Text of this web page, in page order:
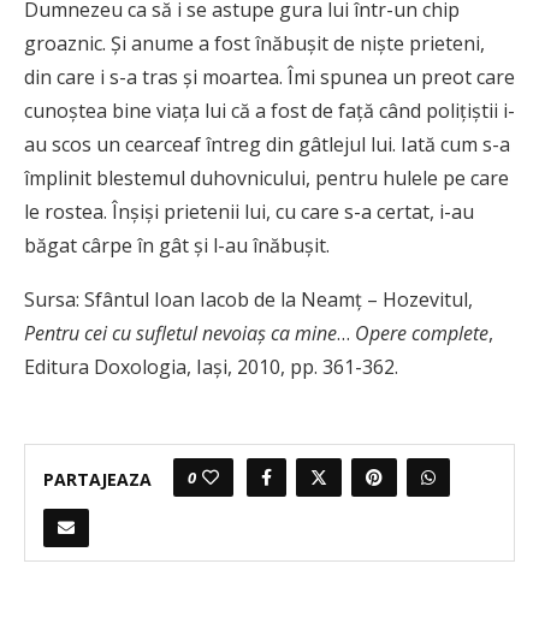
Dumnezeu ca să i se astupe gura lui într-un chip
groaznic. Şi anume a fost înăbuşit de nişte prieteni,
din care i s-a tras şi moartea. Îmi spunea un preot care
cunoştea bine viaţa lui că a fost de faţă când poliţiştii i-
au scos un cearceaf întreg din gâtlejul lui. Iată cum s-a
împlinit blestemul duhovnicului, pentru hulele pe care
le rostea. Înşişi prietenii lui, cu care s-a certat, i-au
băgat cârpe în gât şi l-au înăbuşit.
Sursa: Sfântul Ioan Iacob de la Neamț – Hozevitul,
Pentru cei cu sufletul nevoiaș ca mine… Opere complete,
Editura Doxologia, Iași, 2010, pp. 361-362.
PARTAJEAZA 0